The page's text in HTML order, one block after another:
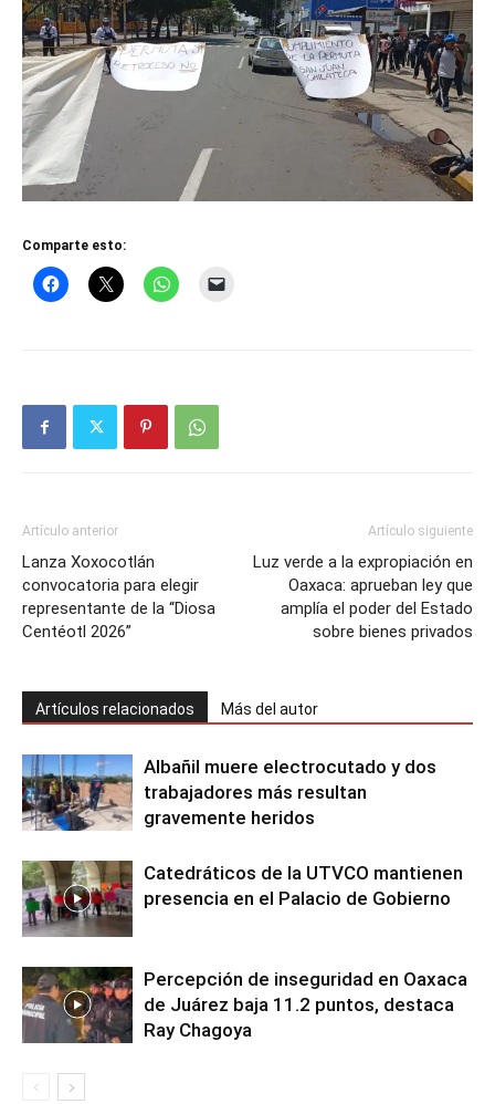
Comparte esto:
Artículo anterior
Lanza Xoxocotlán
convocatoria para elegir
representante de la “Diosa
Centéotl 2026”
Artículo siguiente
Luz verde a la expropiación en
Oaxaca: aprueban ley que
amplía el poder del Estado
sobre bienes privados
Artículos relacionados Más del autor
Albañil muere electrocutado y dos
trabajadores más resultan
gravemente heridos
Catedráticos de la UTVCO mantienen
presencia en el Palacio de Gobierno
Percepción de inseguridad en Oaxaca
de Juárez baja 11.2 puntos, destaca
Ray Chagoya